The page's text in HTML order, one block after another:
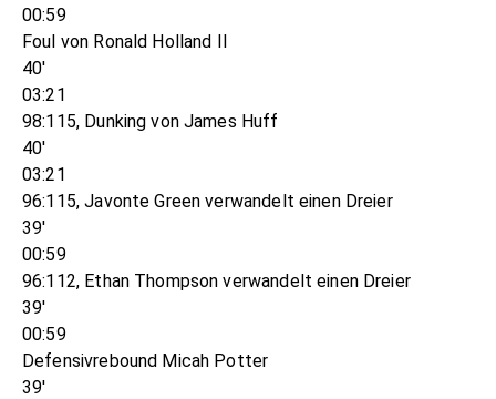
00:59
Foul von Ronald Holland II
40'
03:21
98:115, Dunking von James Huff
40'
03:21
96:115, Javonte Green verwandelt einen Dreier
39'
00:59
96:112, Ethan Thompson verwandelt einen Dreier
39'
00:59
Defensivrebound Micah Potter
39'